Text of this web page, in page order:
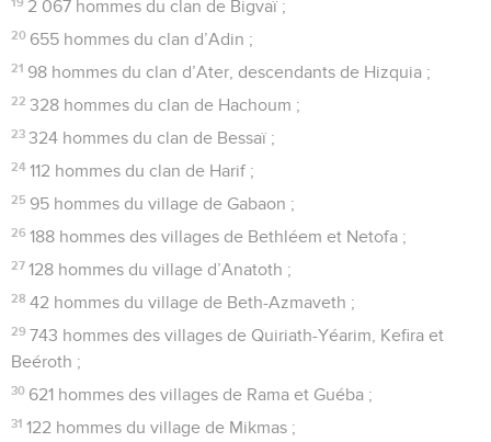
2 067 hommes du clan de Bigvaï ;
20 655 hommes du clan d’Adin ;
21 98 hommes du clan d’Ater, descendants de Hizquia ;
22 328 hommes du clan de Hachoum ;
23 324 hommes du clan de Bessaï ;
24 112 hommes du clan de Harif ;
25 95 hommes du village de Gabaon ;
26 188 hommes des villages de Bethléem et Netofa ;
27 128 hommes du village d’Anatoth ;
28 42 hommes du village de Beth-Azmaveth ;
29 743 hommes des villages de Quiriath-Yéarim, Kefira et
Beéroth ;
30 621 hommes des villages de Rama et Guéba ;
31 122 hommes du village de Mikmas ;